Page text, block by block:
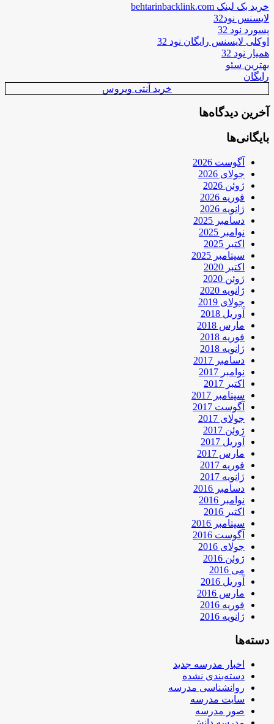
خرید بک لینک behtarinbacklink.com
لایسنس نود32
پسورد نود 32
اوکلی لایسنس رایگان نود 32
همیار نود 32
بهترین سئو
رایگان
خرید آنتی ویروس
آخرین دیدگاه‌ها
بایگانی‌ها
آگوست 2026
جولای 2026
ژوئن 2026
فوریه 2026
ژانویه 2026
دسامبر 2025
نوامبر 2025
اکتبر 2025
سپتامبر 2025
اکتبر 2020
ژوئن 2020
ژانویه 2020
جولای 2019
آوریل 2018
مارس 2018
فوریه 2018
ژانویه 2018
دسامبر 2017
نوامبر 2017
اکتبر 2017
سپتامبر 2017
آگوست 2017
جولای 2017
ژوئن 2017
آوریل 2017
مارس 2017
فوریه 2017
ژانویه 2017
دسامبر 2016
نوامبر 2016
اکتبر 2016
سپتامبر 2016
آگوست 2016
جولای 2016
ژوئن 2016
می 2016
آوریل 2016
مارس 2016
فوریه 2016
ژانویه 2016
دسته‌ها
اخبار مدرسه جدید
دسته‌بندی نشده
روانشناسی مدرسه
سایت مدرسه
صور مدرسه